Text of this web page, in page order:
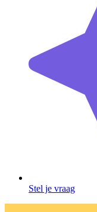
Stel je vraag